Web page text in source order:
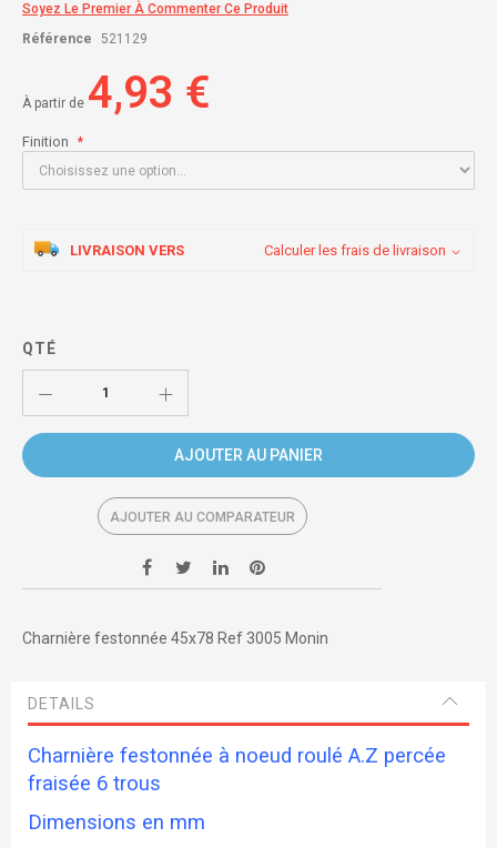
beginning
of
gallery
Soyez Le Premier À Commenter Ce Produit
Référence
521129
À partir de 4,93 €
Finition
LIVRAISON VERS Calculer les frais de livraison
QTÉ
AJOUTER AU PANIER
AJOUTER AU COMPARATEUR
Charnière festonnée 45x78 Ref 3005 Monin
DETAILS
Charnière festonnée à noeud roulé A.Z percée
fraisée 6 trous
Dimensions en mm